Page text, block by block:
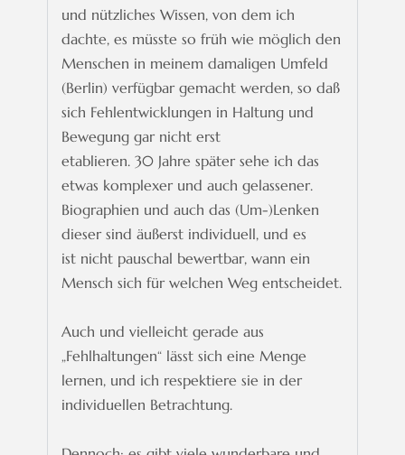
und nützliches Wissen, von dem ich
dachte, es müsste so früh wie möglich den
Menschen in meinem damaligen Umfeld
(Berlin) verfügbar gemacht werden,so daß
sich Fehlentwicklungen in Haltung und
Bewegung gar nicht erst
etablieren. 30 Jahre später sehe ich das
etwas komplexer und auch gelassener.
Biographien und auch das (Um-)Lenken
dieser sind äußerst individuell, und es
ist nicht pauschal bewertbar, wann ein
Mensch sich für welchen Weg entscheidet.
Auch und vielleicht gerade aus
„Fehlhaltungen“ lässt sich eine Menge
lernen, und ich respektiere sie in der
individuellen Betrachtung.